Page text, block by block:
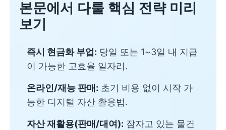
본문에서 다룰 핵심 전략 미리
보기
즉시 현금화 부업: 당일 또는 1~3일 내 지급
이 가능한 고효율 일자리.
온라인/재능 판매: 초기 비용 없이 시작 가
능한 디지털 자산 활용법.
자산 재활용(판매/대여): 잠자고 있는 물건